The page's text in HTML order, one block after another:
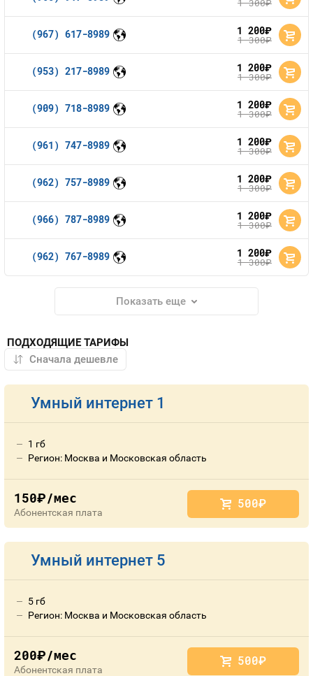
руб.
(967) 617-8989 1 200руб.
1 300руб.
(953) 217-8989 1 200руб.
1 300руб.
(909) 718-8989 1 200руб.
1 300руб.
(961) 747-8989 1 200руб.
1 300руб.
(962) 757-8989 1 200руб.
1 300руб.
(966) 787-8989 1 200руб.
1 300руб.
(962) 767-8989 1 200руб.
1 300руб.
Показать еще
ПОДХОДЯЩИЕ ТАРИФЫ
Умный интернет 1
1 гб
Регион: Москва и Московская область
150руб./мес
Абонентская плата
500руб.
Умный интернет 5
5 гб
Регион: Москва и Московская область
200руб./мес
Абонентская плата
500руб.